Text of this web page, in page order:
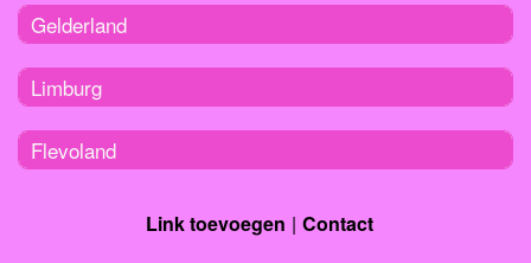
Gelderland
Limburg
Flevoland
Link toevoegen Contact